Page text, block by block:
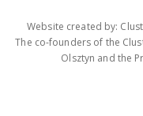
Website created by:
The co-founders of the
Olsztyn and the